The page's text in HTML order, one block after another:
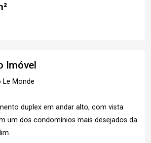
Imóvel
Le Monde
duplex em andar alto, com vista
um dos condomínios mais desejados da